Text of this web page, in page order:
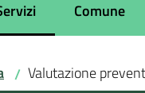
selezionatoComune
/ Valutazione